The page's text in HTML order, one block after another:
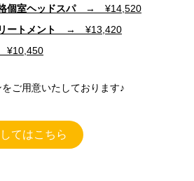
個室ヘッドスパ→ ¥14,520
ートメント
→ ¥13,420
ご用意いたしております♪
てはこちら